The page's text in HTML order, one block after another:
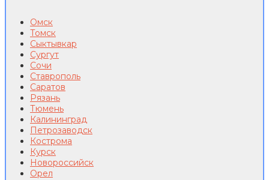
Омск
Томск
Сыктывкар
Сургут
Сочи
Ставрополь
Саратов
Рязань
Тюмень
Калининград
Петрозаводск
Кострома
Курск
Новороссийск
Орел